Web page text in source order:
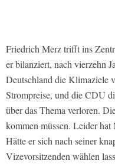
Friedrich Merz trifft ins
er bilanziert, nach vierzehn
Deutschland die Klimaziele
Strompreise, und die CDU
über das Thema verloren.
kommen müssen. Leider hat
Hätte er sich nach seiner
Vizevorsitzenden wählen